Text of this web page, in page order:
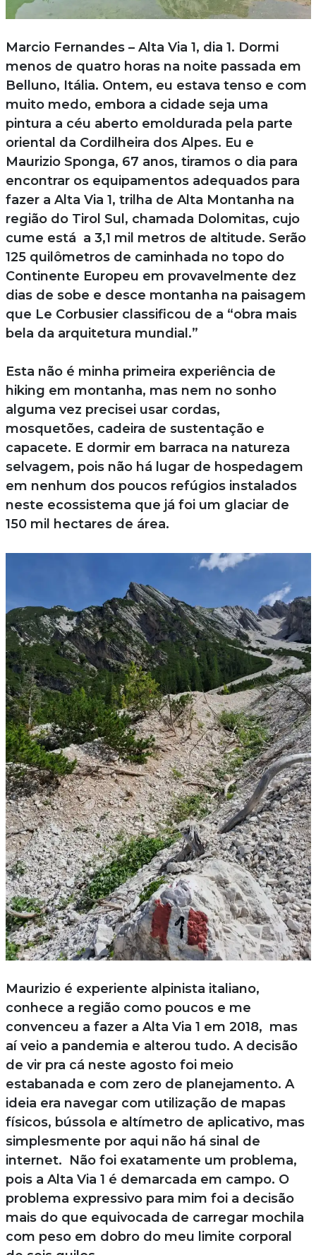
Marcio Fernandes – Alta Via 1, dia 1. Dormi
menos de quatro horas na noite passada em
Belluno, Itália. Ontem, eu estava tenso e com
muito medo, embora a cidade seja uma
pintura a céu aberto emoldurada pela parte
oriental da Cordilheira dos Alpes. Eu e
Maurizio Sponga, 67 anos, tiramos o dia para
encontrar os equipamentos adequados para
fazer a Alta Via 1, trilha de Alta Montanha na
região do Tirol Sul, chamada Dolomitas, cujo
cume está a 3,1 mil metros de altitude. Serão
125 quilômetros de caminhada no topo do
Continente Europeu em provavelmente dez
dias de sobe e desce montanha na paisagem
que Le Corbusier classificou de a “obra mais
bela da arquitetura mundial.”
Esta não é minha primeira experiência de
hiking em montanha, mas nem no sonho
alguma vez precisei usar cordas,
mosquetões, cadeira de sustentação e
capacete. E dormir em barraca na natureza
selvagem, pois não há lugar de hospedagem
em nenhum dos poucos refúgios instalados
neste ecossistema que já foi um glaciar de
150 mil hectares de área.
Maurizio é experiente alpinista italiano,
conhece a região como poucos e me
convenceu a fazer a Alta Via 1 em 2018, mas
aí veio a pandemia e alterou tudo. A decisão
de vir pra cá neste agosto foi meio
estabanada e com zero de planejamento. A
ideia era navegar com utilização de mapas
físicos, bússola e altímetro de aplicativo, mas
simplesmente por aqui não há sinal de
internet. Não foi exatamente um problema,
pois a Alta Via 1 é demarcada em campo. O
problema expressivo para mim foi a decisão
mais do que equivocada de carregar mochila
com peso em dobro do meu limite corporal